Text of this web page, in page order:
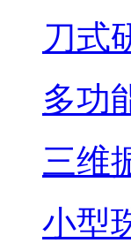
刀式
多功
三维
小型